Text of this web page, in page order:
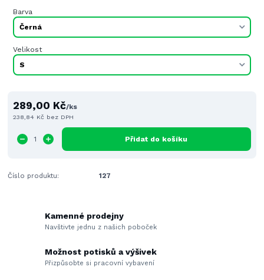
Barva
Velikost
289,00 Kč/ks
238,84 Kč bez DPH
Přidat do košíku
Číslo produktu: 127
Kamenné prodejny
Navštivte jednu z našich poboček
Možnost potisků a výšivek
Přizpůsobte si pracovní vybavení